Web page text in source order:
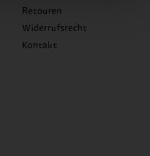
Retouren
Widerrufsrecht
Kontakt